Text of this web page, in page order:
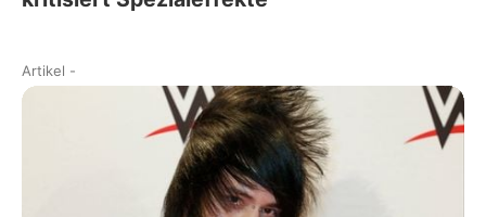
Artikel -